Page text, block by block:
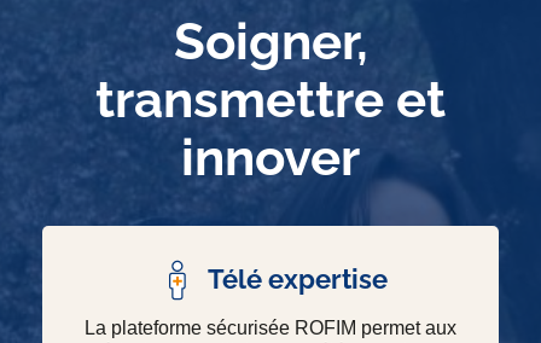
Soigner,
transmettre et
innover
Télé expertise
La plateforme sécurisée ROFIM permet aux